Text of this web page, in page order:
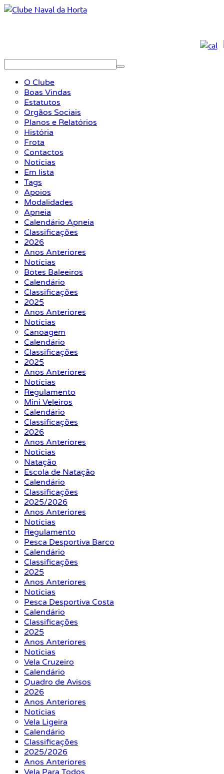
O Clube
Boas Vindas
Estatutos
Orgãos Sociais
Planos e Relatórios
História
Frota
Contactos
Notícias
Em lista
Tags
Apoios
Modalidades
Apneia
Calendário Apneia
Classificações
2026
Anos Anteriores
Notícias
Botes Baleeiros
Calendário
Classificações
2025
Anos Anteriores
Notícias
Canoagem
Calendário
Classificações
2025
Anos Anteriores
Notícias
Regulamento
Mini Veleiros
Calendário
Classificações
2026
Anos Anteriores
Notícias
Natação
Escola de Natação
Calendário
Classificações
2025/2026
Anos Anteriores
Notícias
Regulamento
Pesca Desportiva Barco
Calendário
Classificações
2025
Anos Anteriores
Notícias
Pesca Desportiva Costa
Calendário
Classificações
2025
Anos Anteriores
Notícias
Vela Cruzeiro
Calendário
Quadro de Avisos
2026
Anos Anteriores
Notícias
Vela Ligeira
Calendário
Classificações
2025/2026
Anos Anteriores
Vela Para Todos